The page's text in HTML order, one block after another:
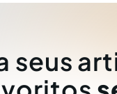
seus